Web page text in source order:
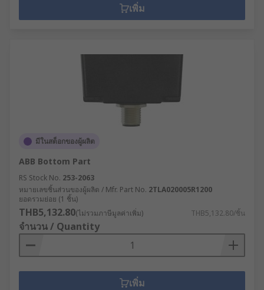
เพิ่ม
มีในสต็อกของผู้ผลิต
ABB Bottom Part
RS Stock No. 253-2063
หมายเลขชิ้นส่วนของผู้ผลิต / Mfr. Part No. 2TLA020005R1200
ยอดรวมย่อย (1 ชิ้น)
THB5,132.80(ไม่รวมภาษีมูลค่าเพิ่ม) THB5,132.80/ชิ้น
จำนวน / Quantity
เพิ่ม